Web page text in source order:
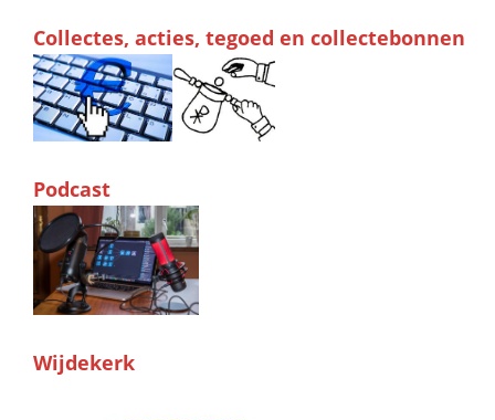
Collectes, acties, tegoed en collectebonnen
Podcast
Wijdekerk